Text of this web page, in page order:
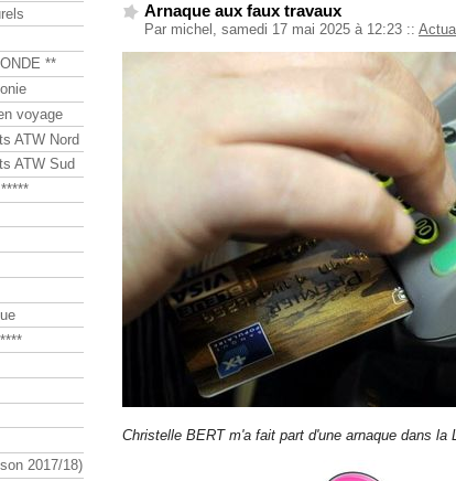
Arnaque aux faux travaux
Par michel, samedi 17 mai 2025 à 12:23 ::
Christelle BERT m'a fait part d'une arnaque dans la
**
voyage
ATW Nord
ATW Sud
2017/18)